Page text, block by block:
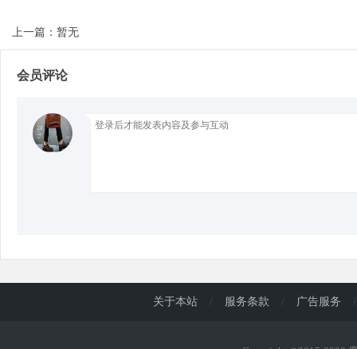
d
上一篇：暂无
会员评论
关于本站 / 服务条款 / 广告服务 /